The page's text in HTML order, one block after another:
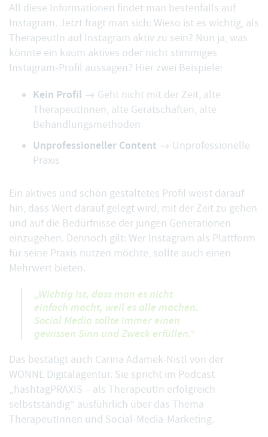
All diese Informationen findet man bestenfalls auf
Instagram. Jetzt fragt man sich: Wieso ist es wichtig, als
TherapeutIn auf Instagram aktiv zu sein? Nun ja, was
könnte ein kaum aktives oder nicht stimmiges
Instagram-Profil aussagen? Hier zwei Beispiele:
Kein Profil → Geht nicht mit der Zeit, alte
TherapeutInnen, alte Gerätschaften, alte
Behandlungsmethoden
Unprofessioneller Content → Unprofessionelle
Praxis
Ein aktives und schön gestaltetes Profil weist darauf
hin, dass Wert darauf gelegt wird, mit der Zeit zu gehen
und auf die Bedürfnisse der jungen Generationen
einzugehen. Dennoch gilt: Wer Instagram als Plattform
für seine Praxis nutzen möchte, sollte auch einen
Mehrwert bieten.
„Wichtig ist, dass man es nicht
einfach macht, weil es alle machen.
Social Media sollte immer einen
gewissen Sinn und Zweck erfüllen.“
Das bestätigt auch Carina Adamek-Nistl von der
WONNE Digitalagentur. Sie spricht im Podcast
„hashtagPRAXIS – als TherapeutIn erfolgreich
selbstständig“ ausführlich über das Thema
TherapeutInnen und Social-Media-Marketing.